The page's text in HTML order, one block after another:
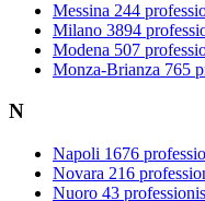
Messina 244
Milano 3894
Modena 507
Monza-Brianza 765
N
Napoli 1676
Novara 216
Nuoro 43